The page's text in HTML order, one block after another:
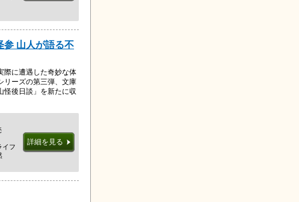
参 山人が語る不
際に遭遇した奇妙な体
リーズの第三弾、文庫
怪後日談」を新たに収
イフ
詳細を見る